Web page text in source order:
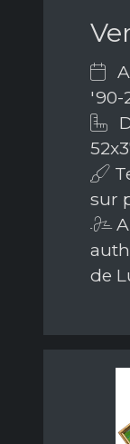
'90-
sur
de